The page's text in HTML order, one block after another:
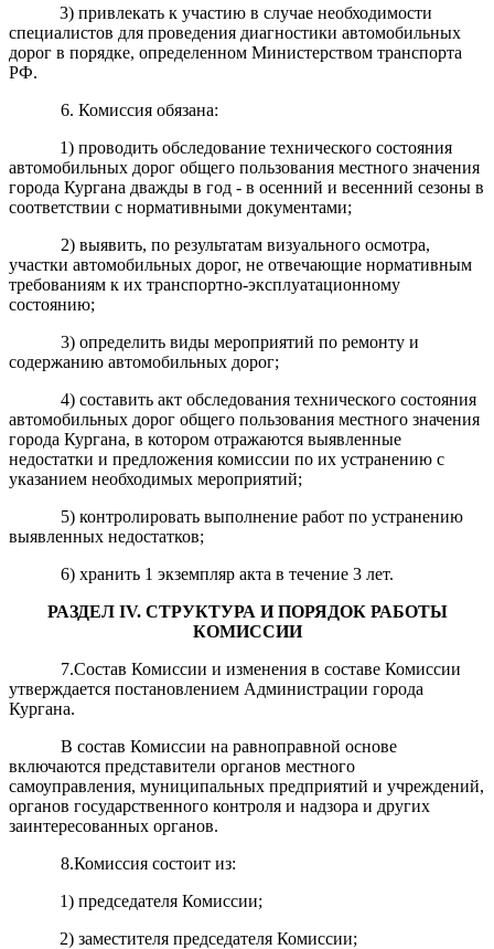
3) привлекать к участию в случае необходимости
специалистов для проведения диагностики автомобильных
дорог в порядке, определенном Министерством транспорта
РФ.
6. Комиссия обязана:
1) проводить обследование технического состояния
автомобильных дорог общего пользования местного значения
города Кургана дважды в год - в осенний и весенний сезоны в
соответствии с нормативными документами;
2) выявить, по результатам визуального осмотра,
участки автомобильных дорог, не отвечающие нормативным
требованиям к их транспортно-эксплуатационному
состоянию;
3) определить виды мероприятий по ремонту и
содержанию автомобильных дорог;
4) составить акт обследования технического состояния
автомобильных дорог общего пользования местного значения
города Кургана, в котором отражаются выявленные
недостатки и предложения комиссии по их устранению с
указанием необходимых мероприятий;
5) контролировать выполнение работ по устранению
выявленных недостатков;
6) хранить 1 экземпляр акта в течение 3 лет.
РАЗДЕЛ IV. СТРУКТУРА И ПОРЯДОК РАБОТЫ
КОМИССИИ
7.Состав Комиссии и изменения в составе Комиссии
утверждается постановлением Администрации города
Кургана.
В состав Комиссии на равноправной основе
включаются представители органов местного
самоуправления, муниципальных предприятий и учреждений,
органов государственного контроля и надзора и других
заинтересованных органов.
8.Комиссия состоит из:
1) председателя Комиссии;
2) заместителя председателя Комиссии;